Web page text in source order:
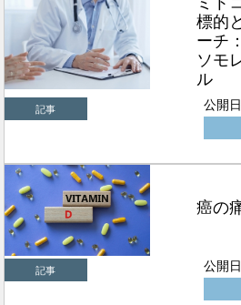
標的
ーチ
ソモ
ル
記事 公開
癌の
記事 公開